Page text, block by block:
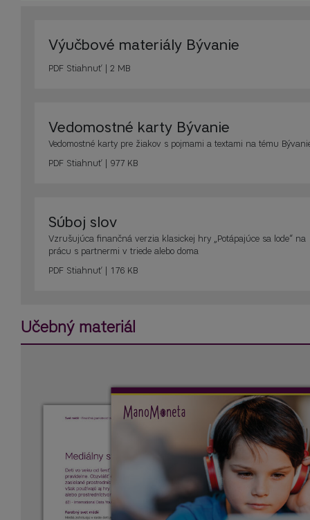
Výučbové materiály Bývanie
PDF Stiahnuť | 2 MB
Vedomostné karty Bývanie
Vedomostné karty pre žiakov s pojmami a textami na tému
PDF Stiahnuť | 977 KB
Súboj slov
Vzrušujúca finančná verzia klasickej hry „Potápajúce sa lode“ na
prácu s partnermi v triede alebo doma
PDF Stiahnuť | 176 KB
Učebný materiál